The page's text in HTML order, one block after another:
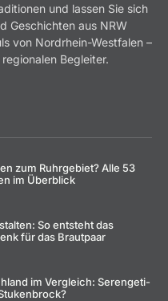
und lassen Sie sich
Geschichten aus NRW
von Nordrhein-Westfalen –
Begleiter.
zum Ruhrgebiet? Alle 53
im Überblick
So entsteht das
für das Brautpaar
im Vergleich: Serengeti-